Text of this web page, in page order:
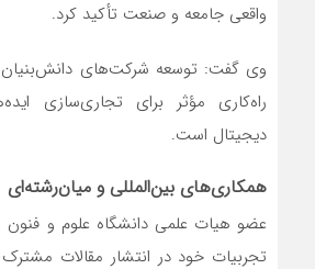
واقعی جامعه و صنعت تأکید کرد.
وی گفت: توسعه شرکت‌های دانش‌بنیان
راه‌کاری مؤثر برای تجاری‌سازی
دیجیتال است.
همکاری‌های بین‌المللی و میان‌رشته‌ای
عضو هیات علمی دانشگاه علوم و فنون
تجربیات خود در انتشار مقالات